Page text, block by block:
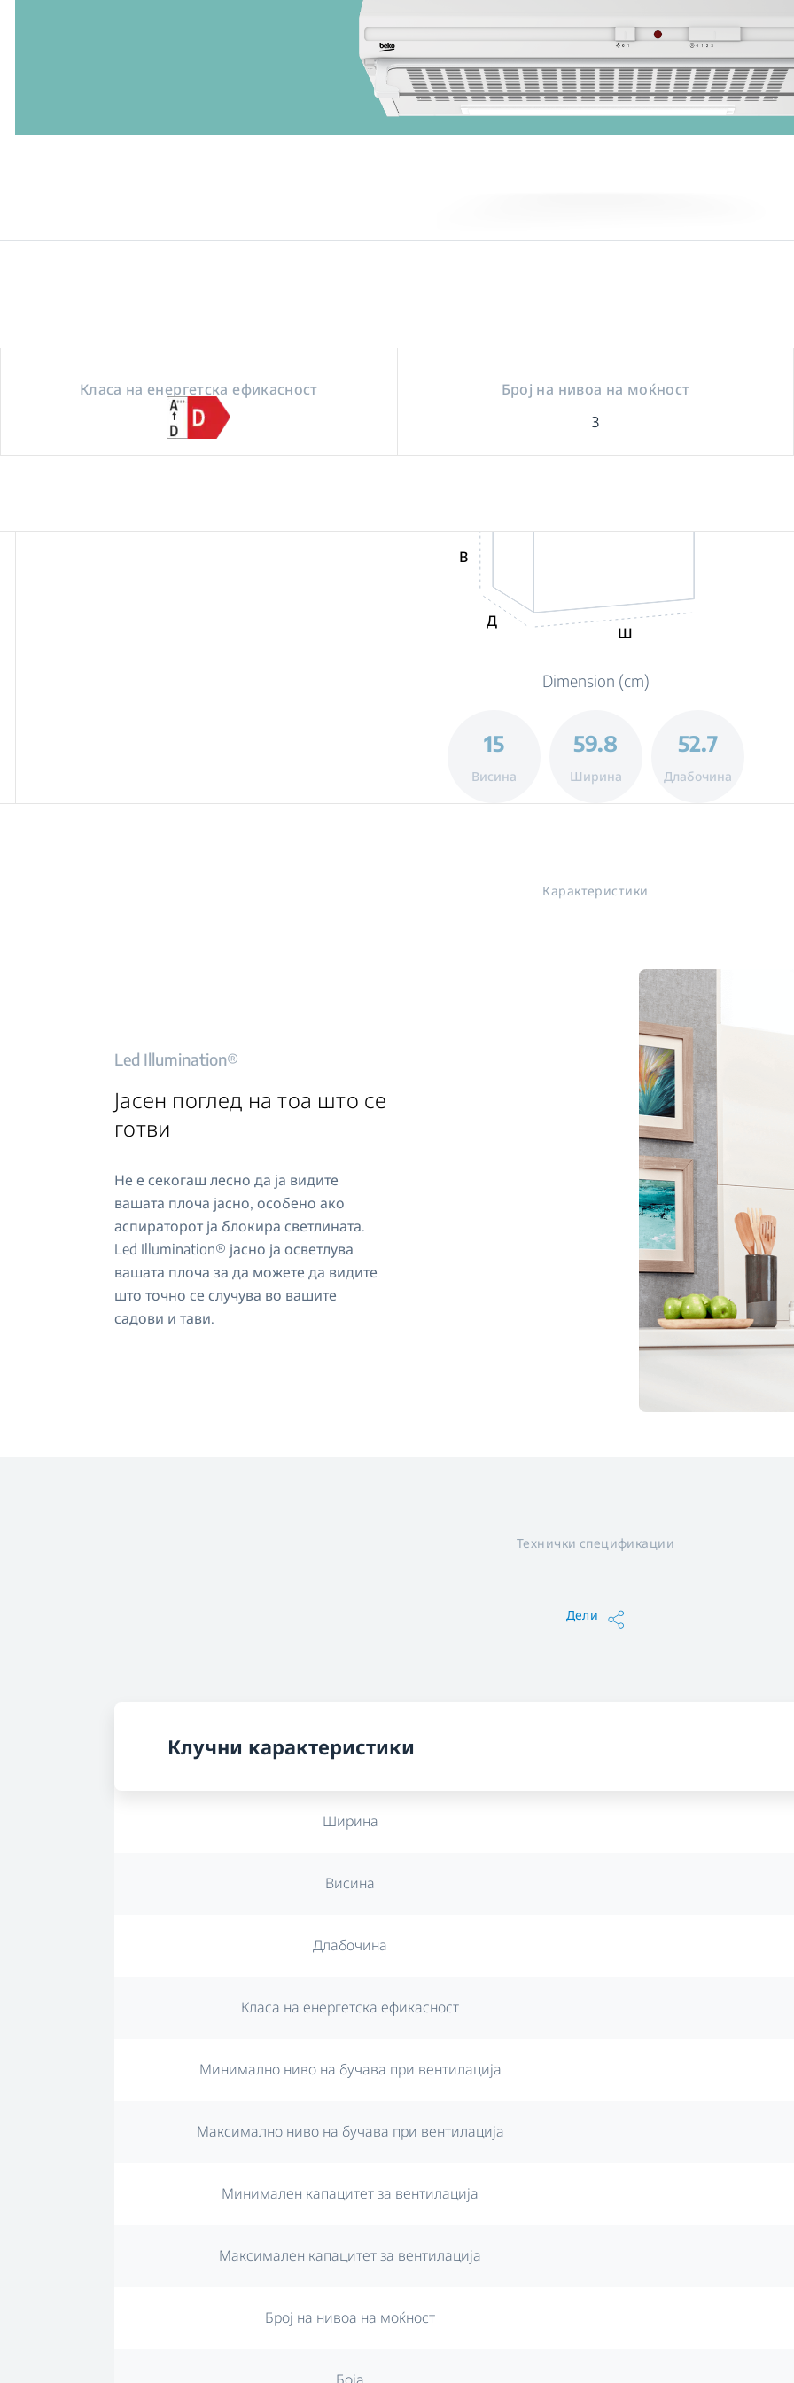
Класа на енергетска ефикасност
Број на нивоа на моќност
3
В
Д
Ш
Dimension (cm)
15
Висина
59.8
Ширина
52.7
Длабочина
Карактеристики
Led Illumination®
Јасен поглед на тоа што се
готви
Не е секогаш лесно да ја видите
вашата плоча јасно, особено ако
аспираторот ја блокира светлината.
Led Illumination® јасно ја осветлува
вашата плоча за да можете да видите
што точно се случува во вашите
садови и тави.
Технички спецификации
Дели
Клучни карактеристики
Ширина
Висина
Длабочина
Класа на енергетска ефикасност
Минимално ниво на бучава при вентилација
Максимално ниво на бучава при вентилација
Минимален капацитет за вентилација
Максимален капацитет за вентилација
Број на нивоа на моќност
Боја